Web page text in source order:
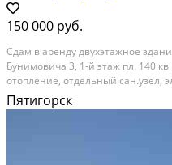
150 000 руб.
Сдам в аренду двухэтажное
Бунимовича 3, 1-й этаж пл. 140
отопление, отдельный сан.узел,
Здание находится в районе
место для разгрузки, охрана...
Пятигорск